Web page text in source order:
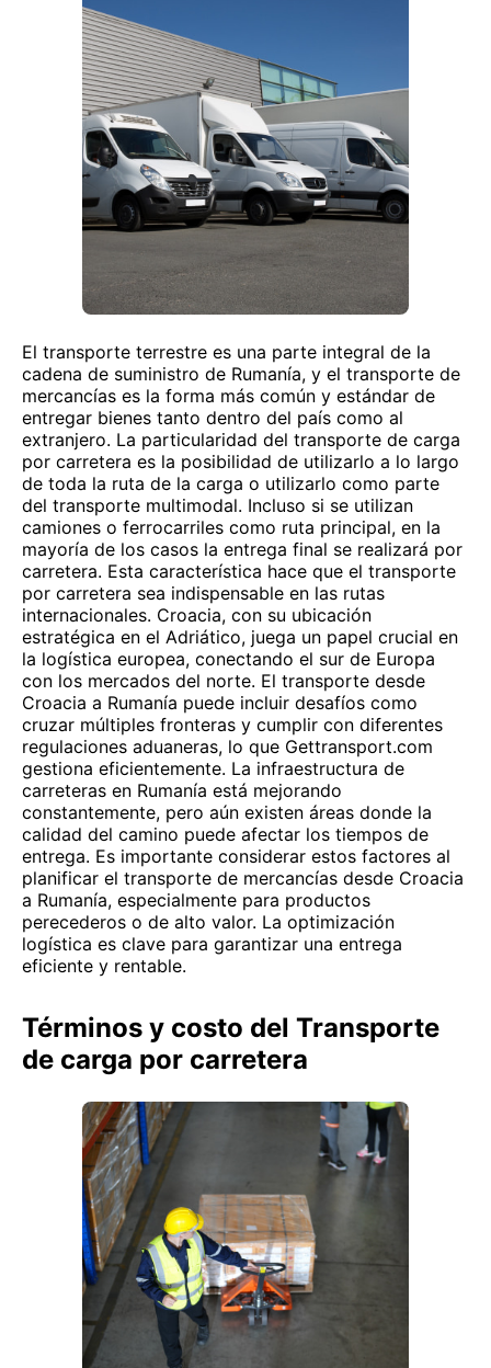
El transporte terrestre es una parte integral de la
cadena de suministro de Rumanía, y el transporte de
mercancías es la forma más común y estándar de
entregar bienes tanto dentro del país como al
extranjero. La particularidad del transporte de carga
por carretera es la posibilidad de utilizarlo a lo largo
de toda la ruta de la carga o utilizarlo como parte
del transporte multimodal. Incluso si se utilizan
camiones o ferrocarriles como ruta principal, en la
mayoría de los casos la entrega final se realizará por
carretera. Esta característica hace que el transporte
por carretera sea indispensable en las rutas
internacionales. Croacia, con su ubicación
estratégica en el Adriático, juega un papel crucial en
la logística europea, conectando el sur de Europa
con los mercados del norte. El transporte desde
Croacia a Rumanía puede incluir desafíos como
cruzar múltiples fronteras y cumplir con diferentes
regulaciones aduaneras, lo que Gettransport.com
gestiona eficientemente. La infraestructura de
carreteras en Rumanía está mejorando
constantemente, pero aún existen áreas donde la
calidad del camino puede afectar los tiempos de
entrega. Es importante considerar estos factores al
planificar el transporte de mercancías desde Croacia
a Rumanía, especialmente para productos
perecederos o de alto valor. La optimización
logística es clave para garantizar una entrega
eficiente y rentable.
Términos y costo del Transporte
de carga por carretera